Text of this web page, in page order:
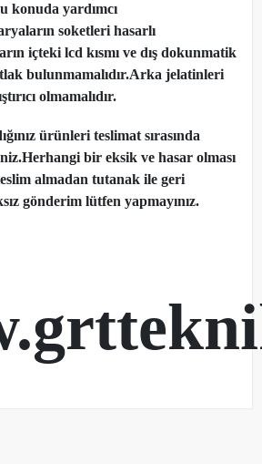
konuda yardımcı
soketleri hasarlı
içteki lcd kısmı ve dış dokunmatik
bulunmamalıdır.Arka jelatinleri
olmamalıdır.
ürünleri teslimat sırasında
bir eksik ve hasar olması
almadan tutanak ile geri
gönderim lütfen yapmayınız.